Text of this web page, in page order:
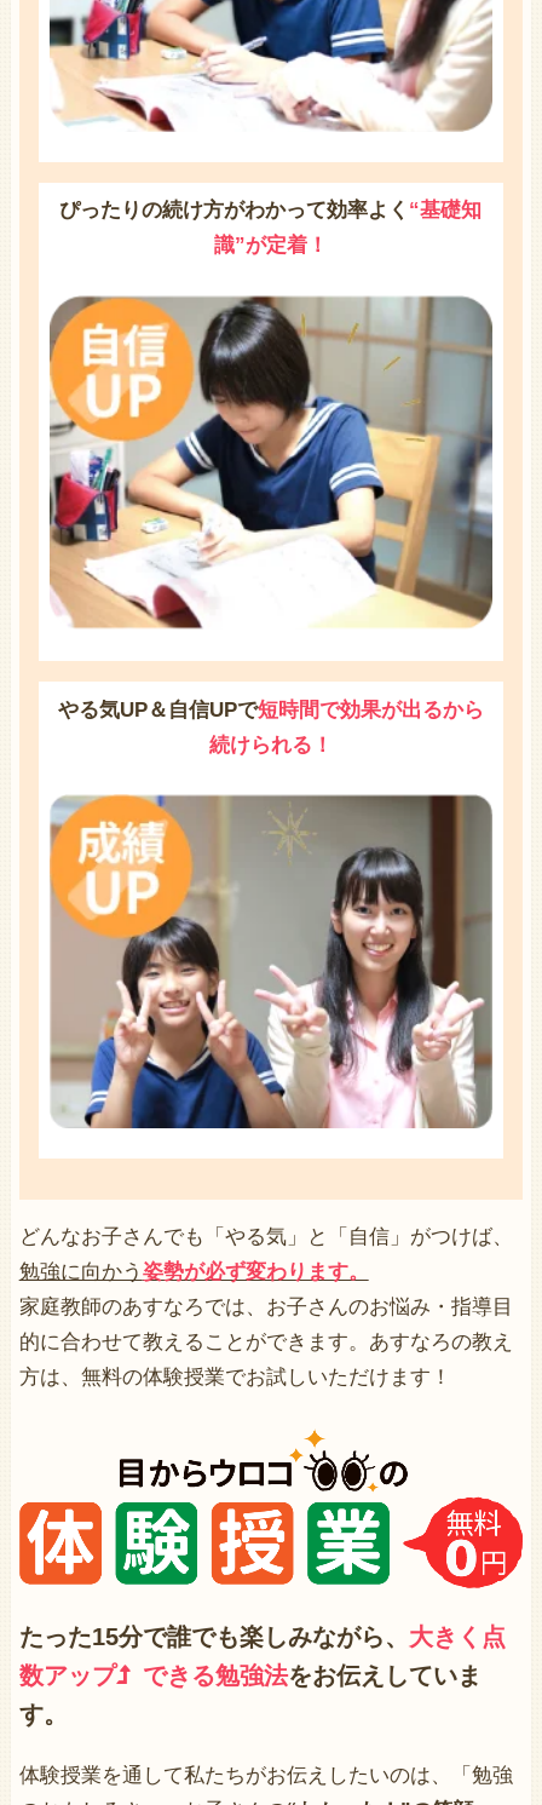
ぴったりの続け方がわかって効率よく “基礎知
識”が定着！
やる気UP＆自信UPで短時間で効果が出るから
続けられる！
どんなお子さんでも「 やる気」と「 自信」がつけば、
勉強に向かう 姿勢が必ず変わります。
家庭教師のあすなろでは、お子さんのお悩み・指導目
的に合わせて教えることができます。あすなろの教え
方は、無料の体験授業でお試しいただけます！
たった15分で誰でも楽しみながら、 大きく点
数アップ
できる勉強法をお伝えしていま
す。
体験授業を通して私たちがお伝えしたいのは、「勉強